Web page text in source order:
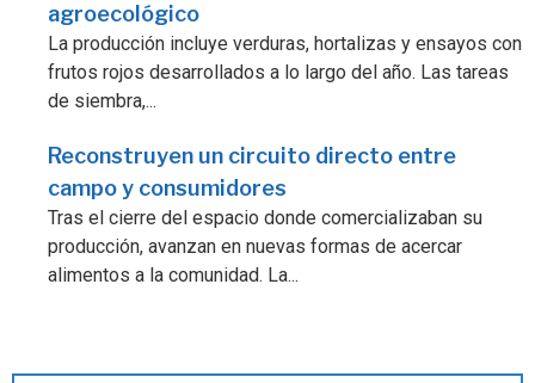
agroecológico
La producción incluye verduras, hortalizas y ensayos con
frutos rojos desarrollados a lo largo del año. Las tareas
de siembra,...
Reconstruyen un circuito directo entre
campo y consumidores
Tras el cierre del espacio donde comercializaban su
producción, avanzan en nuevas formas de acercar
alimentos a la comunidad. La...